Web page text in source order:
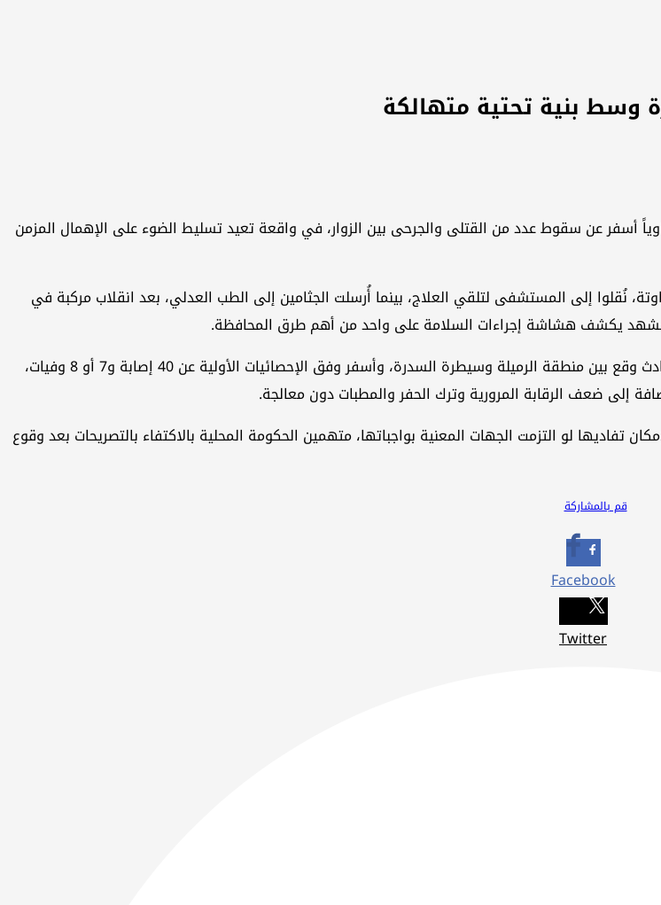
أسفر عن سقوط عدد من القتلى والجرحى بين الزوار، في واقعة تعيد تسليط الضوء على الإهمال المزمن
نُقلوا إلى المستشفى لتلقي العلاج، بينما أُرسلت الجثامين إلى الطب العدلي، بعد انقلاب مركبة في
مشهد يكشف هشاشة إجراءات السلامة على واحد من أهم طرق المحافظة.
من جانبه، أوضح رئيس اللجنة الأمنية في مجلس محافظة البصرة، عقيل الفريجي، أن الحادث وقع بين منطقة الرميلة وسيطرة السدرة، وأسفر وفق الإحصائيات الأولية عن 40 إصابة و7 أو 8 وفيات،
إلى ضعف الرقابة المرورية وترك الحفر والمطبات دون معالجة.
لو التزمت الجهات المعنية بواجباتها، متهمين الحكومة المحلية بالاكتفاء بالتصريحات بعد وقوع
قم بالمشاركة
Facebook
Twitter